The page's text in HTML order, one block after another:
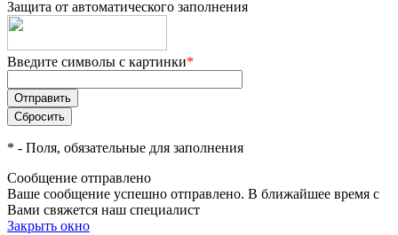
Защита от автоматического заполнения
Введите символы с картинки*
* - Поля, обязательные для заполнения
Сообщение отправлено
Ваше сообщение успешно отправлено. В ближайшее время с
Вами свяжется наш специалист
Закрыть окно